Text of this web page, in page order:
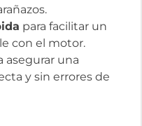
para facilitar un
con el motor.
asegurar una
y sin errores de